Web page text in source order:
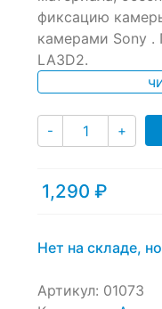
фиксацию
камерами Sony .
LA3D2.
- Количество
+
1,290 ₽
Нет на складе,
Артикул: 01073